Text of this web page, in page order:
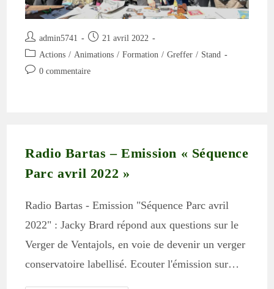
Auteur/autrice
de
la
publication :
admin5741
Publication
publiée :
21 avril 2022
Post
category:
Actions / Animations / Formation / Greffer / Stand
Commentaires
0 commentaire
Radio Bartas – Emission « Séquence
Parc avril 2022 »
Radio Bartas - Emission "Séquence Parc avril
2022" : Jacky Brard répond aux questions sur le
Verger de Ventajols, en voie de devenir un verger
conservatoire labellisé. Ecouter l'émission sur…